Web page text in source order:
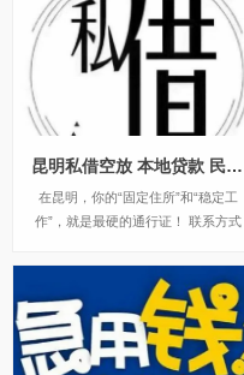
你资金周转的不二选择。1、工薪阶
层：上班一个多月就发工资了。不管
行...
昆明私借空放 本地贷款 民间借贷 私人借钱 超低利息快速放款 急用钱
在昆明，你的“固定住所”和“稳定工
作”，就是最硬的通行证！ 联系方式
须要有房产抵押或者完美的征信报
告。但在昆明，金凯金融打破了这种
传统认知。我们主推的“无抵押空放
借款”，让那些没有资产证明、征信
有瑕...